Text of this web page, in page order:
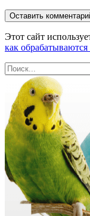
Этот сайт
как